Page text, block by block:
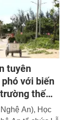
tuyên
với biến
thế
An), Học